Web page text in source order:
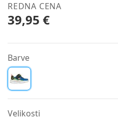
REDNA CENA
39,95 €
Barve
Velikosti